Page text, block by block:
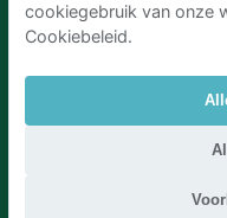
Parkeren Den Haag|
cookiegebruik van onze
Cookiebeleid.